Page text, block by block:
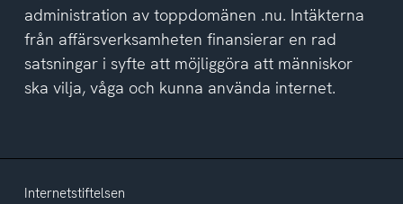
administration av toppdomänen .nu. Intäkterna
från affärsverksamheten finansierar en rad
satsningar i syfte att möjliggöra att människor
ska vilja, våga och kunna använda internet.
Internetstiftelsen